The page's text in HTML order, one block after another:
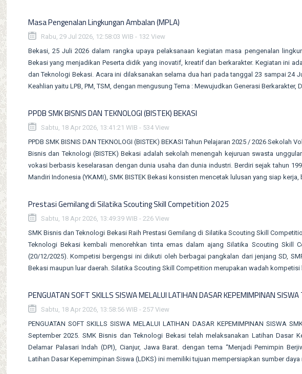
Masa Pengenalan Lingkungan Ambalan (MPLA)
Rabu, 29 Jul 2026, 12:58:03 WIB - 132 View
Bekasi, 25 Juli 2026 dalam rangka upaya pelaksanaan kegiatan masa pengenalan
Bekasi yang menjadikan Peserta didik yang inovatif, kreatif dan berkarakter. Kegiatan ini
dan Teknologi Bekasi. Acara ini dilaksanakan selama dua hari pada tanggal 23 sampai 24
Keahlian yaitu LPB, PM, TSM, dengan mengusung Tema : Mewujudkan Generasi Berkarakter,
PPDB SMK BISNIS DAN TEKNOLOGI (BISTEK) BEKASI
Sabtu, 18 Apr 2026, 13:41:21 WIB - 534 View
PPDB SMK BISNIS DAN TEKNOLOGI (BISTEK) BEKASI Tahun Pelajaran 2025 / 2026
Bisnis dan Teknologi (BISTEK) Bekasi adalah sekolah menengah kejuruan swasta
vokasi berbasis keselarasan dengan dunia usaha dan dunia industri. Berdiri sejak tahun
Mandiri Indonesia (YKAMI), SMK BISTEK Bekasi konsisten mencetak lulusan yang siap kerja,
Prestasi Gemilang di Silatika Scouting Skill Competition 2025
Sabtu, 18 Apr 2026, 13:49:39 WIB - 226 View
SMK Bisnis dan Teknologi Bekasi Raih Prestasi Gemilang di Silatika Scouting Skill
Teknologi Bekasi kembali menorehkan tinta emas dalam ajang Silatika Scouting Skill
(20/12/2025). Kompetisi bergengsi ini diikuti oleh berbagai pangkalan dari jenjang SD,
Bekasi maupun luar daerah. Silatika Scouting Skill Competition merupakan wadah kompetisi
PENGUATAN SOFT SKILLS SISWA MELALUI LATIHAN DASAR KEPEMIMPINAN
Sabtu, 18 Apr 2026, 13:58:56 WIB - 257 View
PENGUATAN SOFT SKILLS SISWA MELALUI LATIHAN DASAR KEPEMIMPINAN SISWA
September 2025. SMK Bisnis dan Teknologi Bekasi telah melaksanakan Latihan Dasar
Delamar Palasari Indah (DPI), Cianjur, Jawa Barat. dengan tema “Menjadi Pemimpin
Latihan Dasar Kepemimpinan Siswa (LDKS) ini memiliki tujuan mempersiapkan sumber